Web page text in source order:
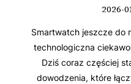
2026-
Smartwatch jeszcze do
technologiczna
Dziś coraz częściej
dowodzenia, które